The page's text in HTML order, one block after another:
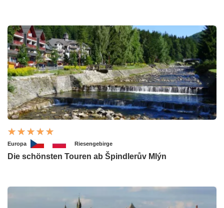
Europa Riesengebirge
Die schönsten Touren ab Špindlerův Mlýn